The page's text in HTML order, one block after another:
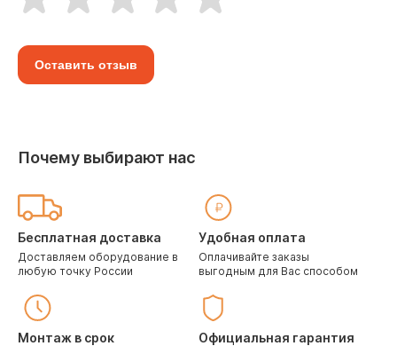
Оставить отзыв
Почему выбирают нас
Бесплатная доставка
Доставляем оборудование в
любую точку России
Удобная оплата
Оплачивайте заказы
выгодным для Вас способом
Монтаж в срок Официальная гарантия